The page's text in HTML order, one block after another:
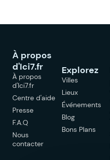
À propos
d'Ici7.fr
À propos
d'Ici7.fr
Centre d'aide
Presse
F.A.Q
Nous
contacter
Explorez
Villes
Lieux
Événements
Blog
Bons Plans